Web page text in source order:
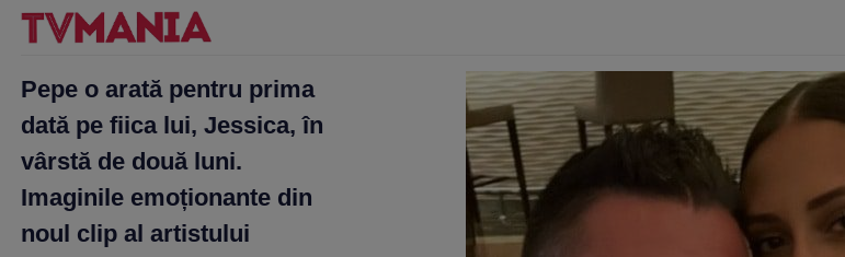
Pepe o arată pentru prima
dată pe fiica lui, Jessica, în
vârstă de două luni.
Imaginile emoționante din
noul clip al artistului